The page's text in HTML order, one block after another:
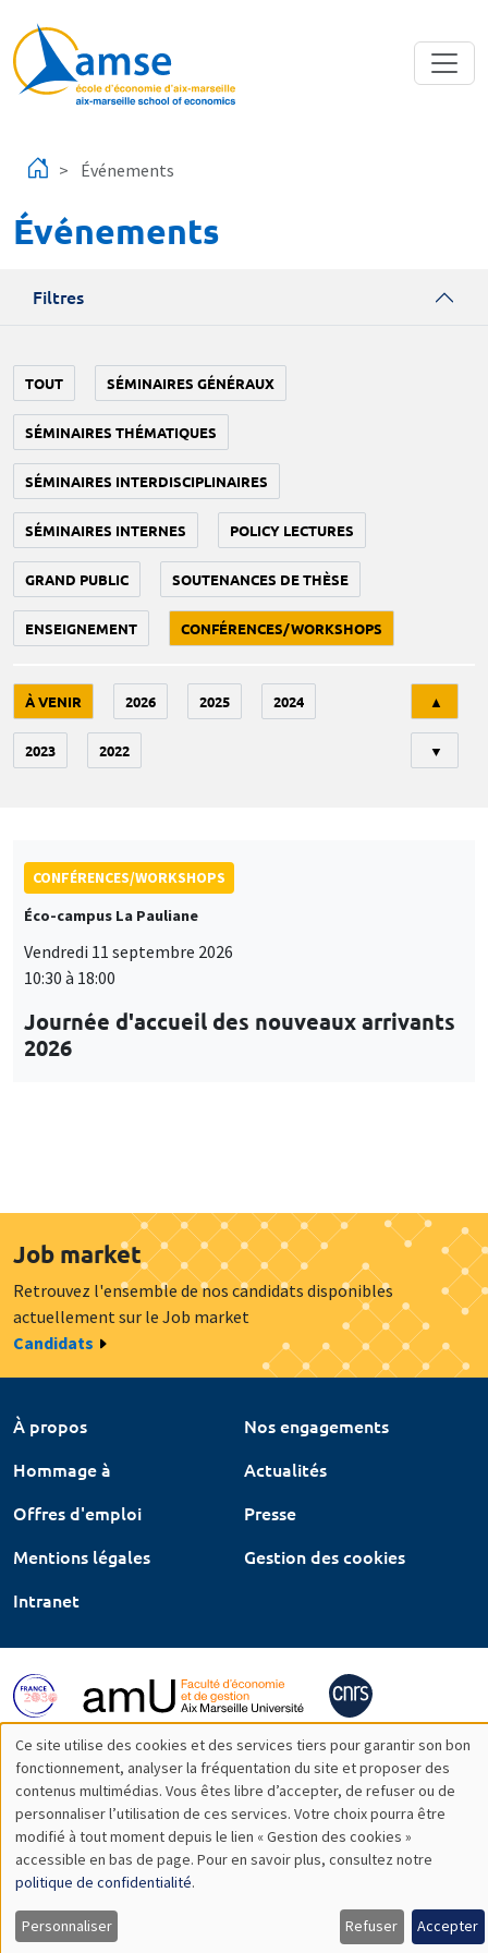
Événements
Événements
Filtres
TOUT SÉMINAIRES GÉNÉRAUX
SÉMINAIRES THÉMATIQUES
SÉMINAIRES INTERDISCIPLINAIRES
SÉMINAIRES INTERNES POLICY LECTURES
GRAND PUBLIC SOUTENANCES DE THÈSE
ENSEIGNEMENT CONFÉRENCES/WORKSHOPS
À VENIR 2026 2025 2024
2023 2022
▲
▼
CONFÉRENCES/WORKSHOPS
Éco-campus La Pauliane
Vendredi 11 septembre 2026
10:30 à 18:00
Journée d'accueil des nouveaux arrivants
2026
Job market
Retrouvez l'ensemble de nos candidats disponibles
actuellement sur le Job market
Candidats
À propos
Nos engagements
Hommage à
Actualités
Offres d'emploi
Presse
Mentions légales
Gestion des cookies
Intranet
Utilisation
des
données
personnelles
et
Ce site utilise des cookies et des services tiers pour garantir son bon
fonctionnement, analyser la fréquentation du site et proposer des
contenus multimédias. Vous êtes libre d’accepter, de refuser ou de
personnaliser l’utilisation de ces services. Votre choix pourra être
modifié à tout moment depuis le lien « Gestion des cookies »
accessible en bas de page. Pour en savoir plus, consultez notre
politique de confidentialité.
Personnaliser Refuser Accepter